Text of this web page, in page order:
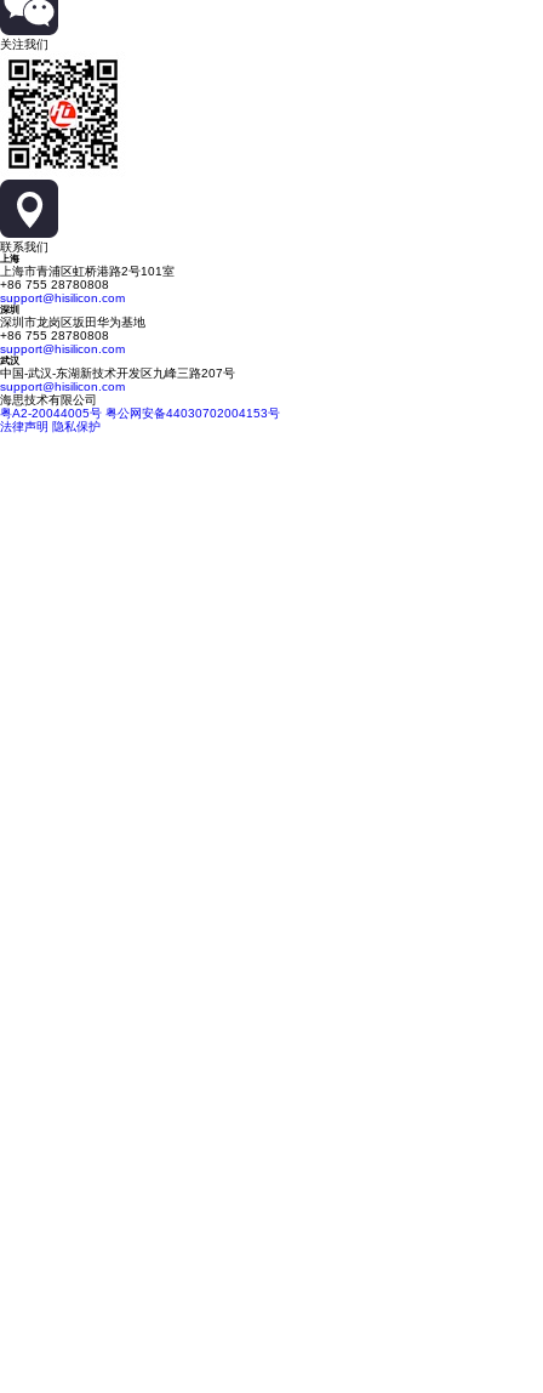
关注我们
联系我们
上海
上海市青浦区虹桥港路2号101室
+86 755 28780808
support@hisilicon.com
深圳
深圳市龙岗区坂田华为基地
+86 755 28780808
support@hisilicon.com
武汉
中国-武汉-东湖新技术开发区九峰三路207号
support@hisilicon.com
海思技术有限公司
粤A2-20044005号 粤公网安备44030702004153号
法律声明 隐私保护